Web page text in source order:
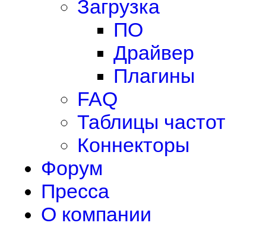
Загрузка
ПО
Драйвер
Плагины
FAQ
Таблицы частот
Коннекторы
Форум
Пресса
О компании